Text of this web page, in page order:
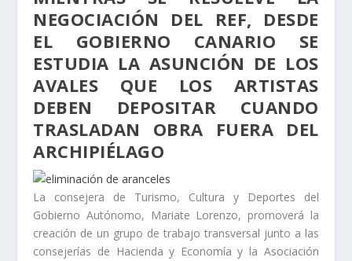
NEGOCIACIÓN DEL REF, DESDE
EL GOBIERNO CANARIO SE
ESTUDIA LA ASUNCIÓN DE LOS
AVALES QUE LOS ARTISTAS
DEBEN DEPOSITAR CUANDO
TRASLADAN OBRA FUERA DEL
ARCHIPIÉLAGO
La consejera de Turismo, Cultura y Deportes del
Gobierno Autónomo, Mariate Lorenzo, promoverá la
creación de un grupo de trabajo transversal junto a las
consejerías de Hacienda y Economía y la Asociación